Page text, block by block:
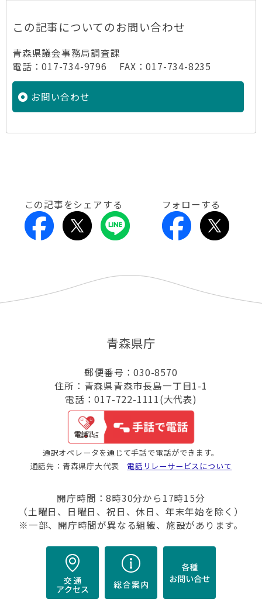
この記事についてのお問い合わせ
青森県議会事務局調査課
電話：017-734-9796 FAX：017-734-8235
お問い合わせ
この記事をシェアする フォローする
青森県庁
郵便番号：030-8570
住所：青森県青森市長島一丁目1-1
電話：017-722-1111(大代表)
通訳オペレータを通じて手話で電話ができます。
通話先：青森県庁大代表 電話リレーサービスについて
開庁時間：8時30分から17時15分
（土曜日、日曜日、祝日、休日、年末年始を除く）
※一部、開庁時間が異なる組織、施設があります。